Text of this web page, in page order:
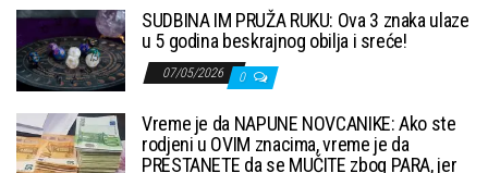
SUDBINA IM PRUŽA RUKU: Ova 3 znaka ulaze
u 5 godina beskrajnog obilja i sreće!
07/05/2026 0
Vreme je da NAPUNE NOVCANIKE: Ako ste
rodjeni u OVIM znacima, vreme je da
PRESTANETE da se MUČITE zbog PARA, jer